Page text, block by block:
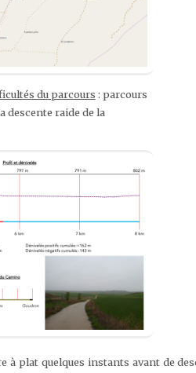
du parcours : parcours
descente raide de la
à plat quelques instants avant de